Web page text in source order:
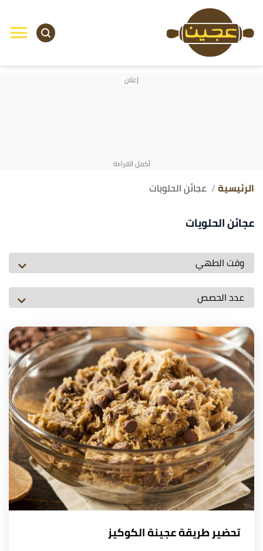
الرئيسية عجائن الحلويات
عجائن الحلويات
تحضير طريقة عجينة الكوكيز